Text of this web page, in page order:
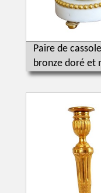
Paire de
bronze doré et